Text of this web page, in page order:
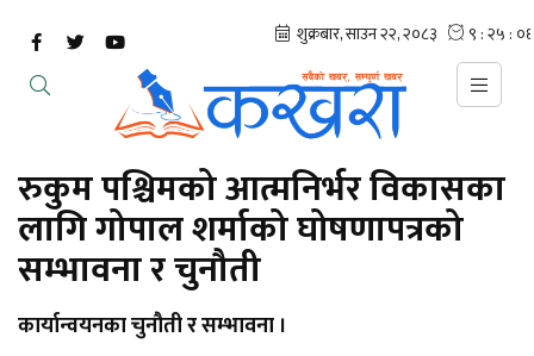
रुकुम पश्चिमको आत्मनिर्भर विकासका
लागि गोपाल शर्माको घोषणापत्रको
सम्भावना र चुनौती
कार्यान्वयनका चुनौती र सम्भावना ।